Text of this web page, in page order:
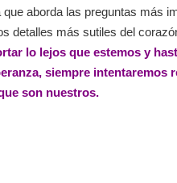
aborda las preguntas más
detalles más sutiles del
lo lejos que estemos y
siempre intentaremos
son nuestros.